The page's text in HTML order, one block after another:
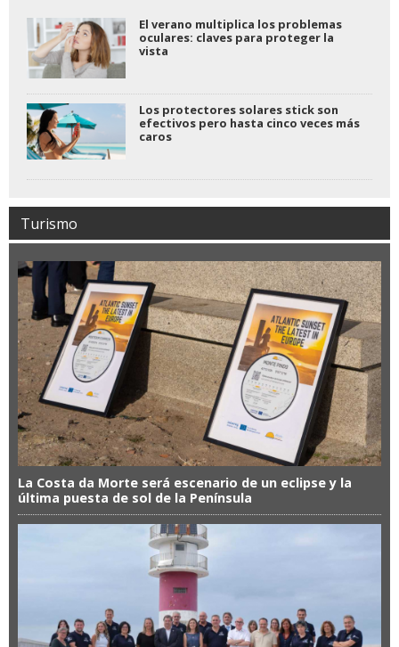
El verano multiplica los problemas
oculares: claves para proteger la
vista
Los protectores solares stick son
efectivos pero hasta cinco veces más
caros
Turismo
La Costa da Morte será escenario de un eclipse y la
última puesta de sol de la Península